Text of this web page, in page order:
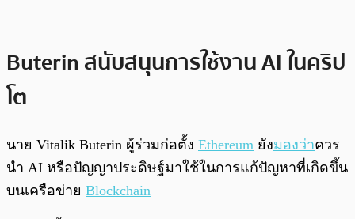
Buterin สนับสนุนการใช้งาน AI ในคริป
โต
นาย Vitalik Buterin ผู้ร่วมก่อตั้ง Ethereum ยังมองว่าควร
นำ AI หรือปัญญาประดิษฐ์มาใช้ในการแก้ปัญหาที่เกิดขึ้น
บนเครือข่าย Blockchain